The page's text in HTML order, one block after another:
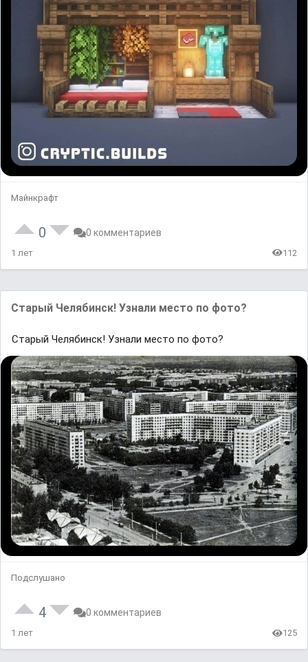
Майнкрафт
0 0 комментариев
1 лет 112
Старый Челябинск! Узнали место по фото?
Старый Челябинск! Узнали место по фото?
Подслушано
4 0 комментариев
1 лет 125